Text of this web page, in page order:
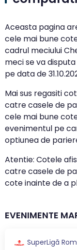
Aceasta pagina
cele mai bune
cadrul meciului
meci se va
pe data de
Mai sus regasiti
catre casele de
cele mai bune
evenimentul pe
optiunea de
Atentie: Cotele
catre casele de
cote inainte de a
EVENIMENTE
SuperLigă